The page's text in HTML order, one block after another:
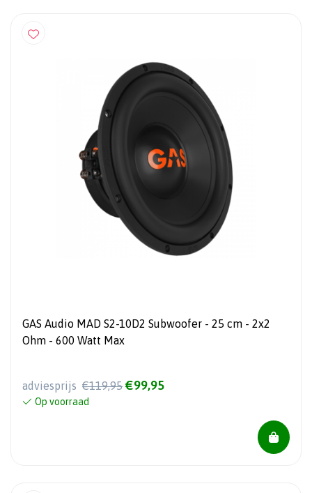
GAS Audio MAD S2-10D2 Subwoofer - 25 cm - 2x2
Ohm - 600 Watt Max
adviesprijs €119,95 €99,95
Op voorraad